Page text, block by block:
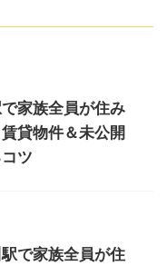
家族全員が住み
貸物件＆未公開
ツ
で家族全員が住